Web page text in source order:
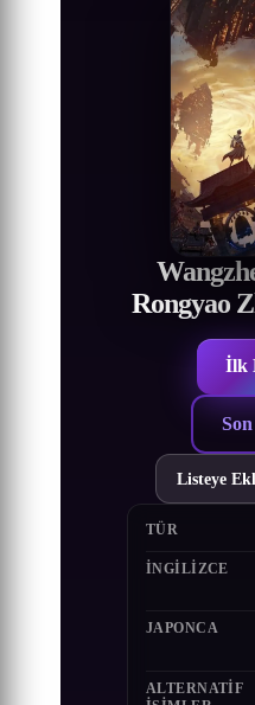
Rongyao
İlk
Listeye
TÜR
İNGILIZCE
JAPONCA
ALTERNATIF